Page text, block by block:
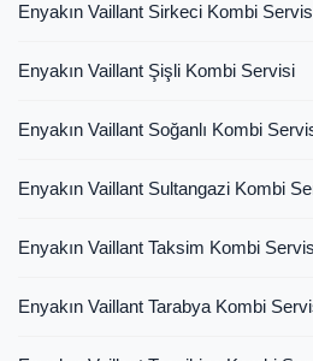
Enyakın Vaillant Sirkeci Kombi
Enyakın Vaillant Şişli Kombi Servisi
Enyakın Vaillant Soğanlı Kombi
Enyakın Vaillant Sultangazi Kombi
Enyakın Vaillant Taksim Kombi
Enyakın Vaillant Tarabya Kombi